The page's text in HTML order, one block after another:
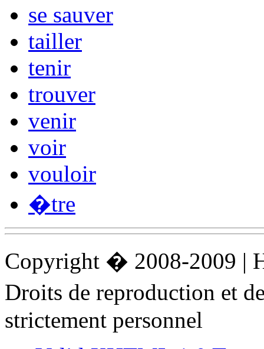
se sauver
tailler
tenir
trouver
venir
voir
vouloir
�tre
Copyright � 2008-2009 |
Droits de reproduction et
strictement personnel